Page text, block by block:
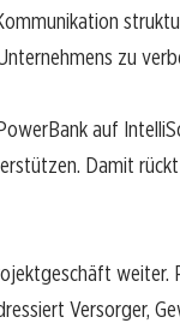
zu
auf
Damit
weiter.
Versorger,